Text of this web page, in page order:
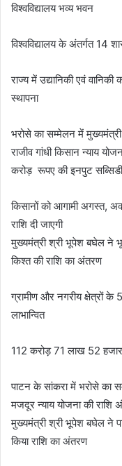
विश्वविद्यालय भव्य भवन
विश्वविद्यालय के अंतर्गत 14
राज्य में उद्यानिकी एवं वानिकी
स्थापना
भरोसे का सम्मेलन में
राजीव गांधी किसान न्याय
करोड़ रूपए की इनपुट सब्सिडी
किसानों को आगामी अगस्त,
राशि दी जाएगी
मुख्यमंत्री श्री भूपेश बघेल ने
किश्त की राशि का अंतरण
ग्रामीण और नगरीय क्षेत्रों
लाभान्वित
112 करोड़ 71 लाख 52
पाटन के सांकरा में भरोसे का
मजदूर न्याय योजना की राशि
मुख्यमंत्री श्री भूपेश बघेल ने
किया राशि का अंतरण